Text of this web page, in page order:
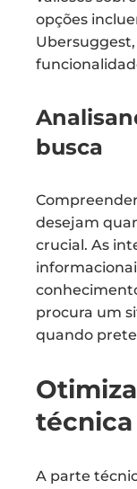
opções
busca
desejam
crucial. As
procura um
quando
A parte